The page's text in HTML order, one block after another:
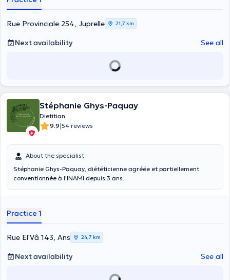
consultation! Content translated by google translate
Rue Provinciale 254, Juprelle 21,7 km
Next availability See all
Stéphanie Ghys-Paquay
Dietitian
9.9|54 reviews
About the specialist
Stéphanie Ghys-Paquay, diététicienne agréée et partiellement
conventionnée à l'INAMI depuis 3 ans.
Practice 1
Rue El'Vâ 143, Ans 24,7 km
Next availability See all